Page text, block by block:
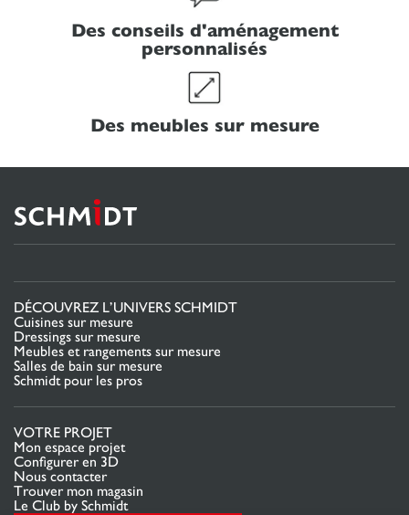
Des conseils d'aménagement
personnalisés
Des meubles sur mesure
DÉCOUVREZ L’UNIVERS SCHMIDT
Cuisines sur mesure
Dressings sur mesure
Meubles et rangements sur mesure
Salles de bain sur mesure
Schmidt pour les pros
VOTRE PROJET
Mon espace projet
Configurer en 3D
Nous contacter
Trouver mon magasin
Le Club by Schmidt